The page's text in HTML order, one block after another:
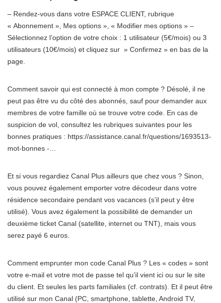
– Rendez-vous dans votre ESPACE CLIENT, rubrique
« Abonnement », Mes options », « Modifier mes options » –
Sélectionnez l’option de votre choix : 1 utilisateur (5€/mois) ou 3
utilisateurs (10€/mois) et cliquez sur » Confirmez » en bas de la
page.
Comment savoir qui est connecté à mon compte ? Désolé, il ne
peut pas être vu du côté des abonnés, sauf pour demander aux
membres de votre famille où se trouve votre code. En cas de
suspicion de vol, consultez les rubriques suivantes pour les
bonnes pratiques : https://assistance.canal.fr/questions/1693513-
mot-bonnes -…
Et si vous regardiez Canal Plus ailleurs que chez vous ? Sinon,
vous pouvez également emporter votre décodeur dans votre
résidence secondaire pendant vos vacances (s’il peut y être
utilisé). Vous avez également la possibilité de demander un
deuxième ticket Canal (satellite, internet ou TNT), mais vous
serez payé 6 euros.
Comment emprunter mon code Canal Plus ? Les « codes » sont
votre e-mail et votre mot de passe tel qu’il vient ici ou sur le site
du client. Et seules les parts familiales (cf. contrats). Et il peut être
utilisé sur mon Canal (PC, smartphone, tablette, Android TV,